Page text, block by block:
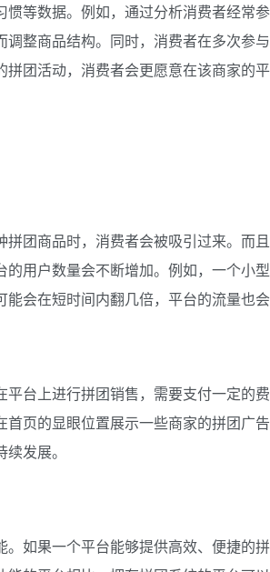
等数据。例如，通过分析消费者经常
整商品结构。同时，消费者在多次参
团活动，消费者会更愿意在该商家的
团商品时，消费者会被吸引过来。而且
用户数量会不断增加。例如，一个小
会在短时间内翻几倍，平台的流量也会
台上进行拼团销售，需要支付一定的
页的显眼位置展示一些商家的拼团广
发展。
如果一个平台能够提供高效、便捷的